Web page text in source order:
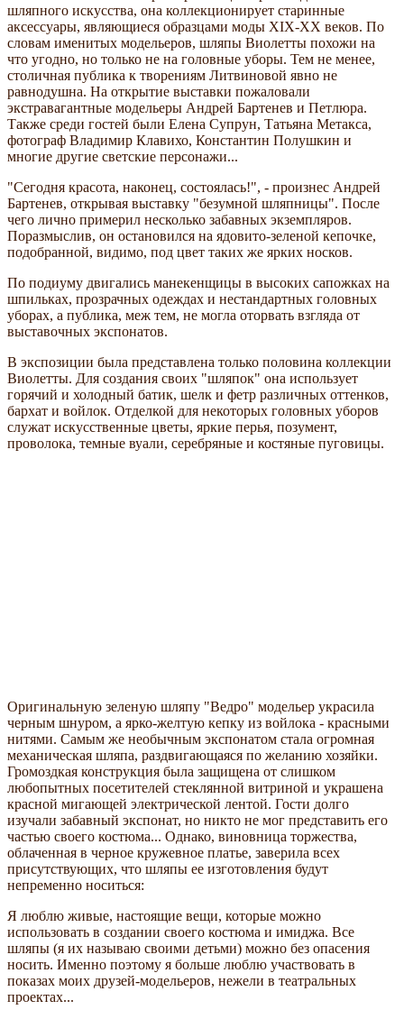
шляпного искусства, она коллекционирует старинные
аксессуары, являющиеся образцами моды ХIХ-ХХ веков. По
словам именитых модельеров, шляпы Виолетты похожи на
что угодно, но только не на головные уборы. Тем не менее,
столичная публика к творениям Литвиновой явно не
равнодушна. На открытие выставки пожаловали
экстравагантные модельеры Андрей Бартенев и Петлюра.
Также среди гостей были Елена Супрун, Татьяна Метакса,
фотограф Владимир Клавихо, Константин Полушкин и
многие другие светские персонажи...
"Сегодня красота, наконец, состоялась!", - произнес Андрей
Бартенев, открывая выставку "безумной шляпницы". После
чего лично примерил несколько забавных экземпляров.
Поразмыслив, он остановился на ядовито-зеленой кепочке,
подобранной, видимо, под цвет таких же ярких носков.
По подиуму двигались манекенщицы в высоких сапожках на
шпильках, прозрачных одеждах и нестандартных головных
уборах, а публика, меж тем, не могла оторвать взгляда от
выставочных экспонатов.
В экспозиции была представлена только половина коллекции
Виолетты. Для создания своих "шляпок" она использует
горячий и холодный батик, шелк и фетр различных оттенков,
бархат и войлок. Отделкой для некоторых головных уборов
служат искусственные цветы, яркие перья, позумент,
проволока, темные вуали, серебряные и костяные пуговицы.
Оригинальную зеленую шляпу "Ведро" модельер украсила
черным шнуром, а ярко-желтую кепку из войлока - красными
нитями. Самым же необычным экспонатом стала огромная
механическая шляпа, раздвигающаяся по желанию хозяйки.
Громоздкая конструкция была защищена от слишком
любопытных посетителей стеклянной витриной и украшена
красной мигающей электрической лентой. Гости долго
изучали забавный экспонат, но никто не мог представить его
частью своего костюма... Однако, виновница торжества,
облаченная в черное кружевное платье, заверила всех
присутствующих, что шляпы ее изготовления будут
непременно носиться:
Я люблю живые, настоящие вещи, которые можно
использовать в создании своего костюма и имиджа. Все
шляпы (я их называю своими детьми) можно без опасения
носить. Именно поэтому я больше люблю участвовать в
показах моих друзей-модельеров, нежели в театральных
проектах...